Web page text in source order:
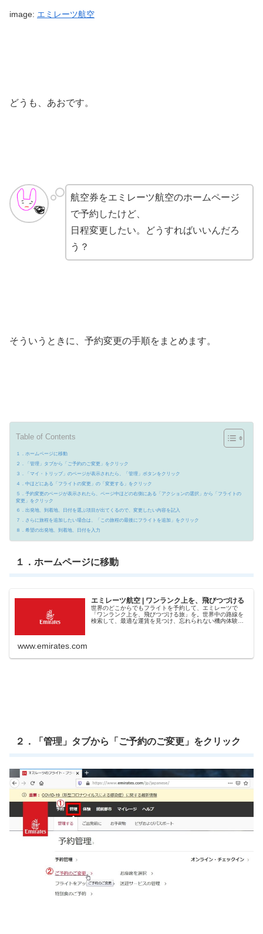
image: エミレーツ航空
どうも、あおです。
航空券をエミレーツ航空のホームページ
で予約したけど、
日程変更したい。どうすればいいんだろ
う？
そういうときに、予約変更の手順をまとめます。
Table of Contents
１．ホームページに移動
２．「管理」タブから「ご予約のご変更」をクリック
３．「マイ・トリップ」のページが表示されたら、「管理」ボタンをクリック
４．中ほどにある「フライトの変更」の「変更する」をクリック
５．予約変更のページが表示されたら、ページ中ほどの右側にある「アクションの選択」から「フライトの
変更」をクリック
６．出発地、到着地、日付を選ぶ項目が出てくるので、変更したい内容を記入
７．さらに旅程を追加したい場合は、「この旅程の最後にフライトを追加」をクリック
８．希望の出発地、到着地、日付を入力
１．ホームページに移動
エミレーツ航空 | ワンランク上を、飛びつづける
世界のどこからでもフライトを予約して、エミレーツで
「ワンランク上を、飛びつづける旅」を。世界中の路線を
検索して、最適な運賃を見つけ、忘れられない機内体験を
www.emirates.com
２．「管理」タブから「ご予約のご変更」をクリック